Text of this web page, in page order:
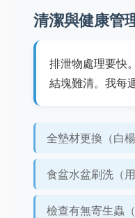
清潔與健康管
排泄物處理要快
結塊難清。我每
全墊材更換（白
食盆水盆刷洗（
檢查有無寄生蟲